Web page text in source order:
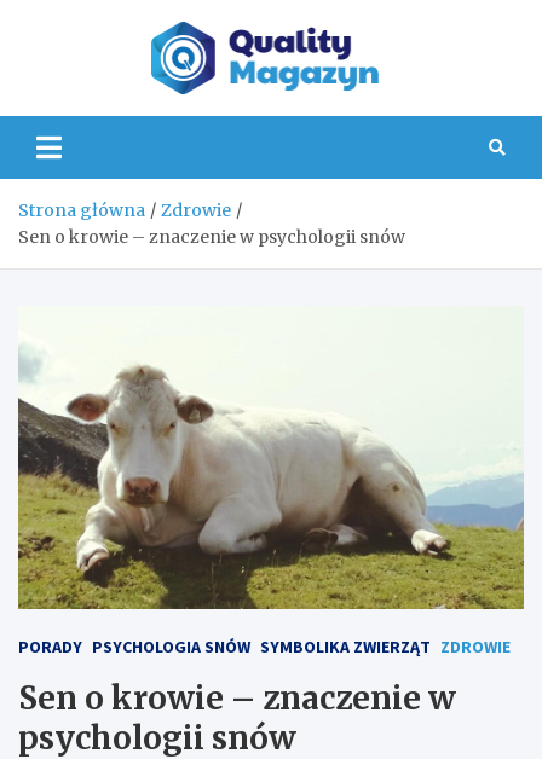
Strona główna
Zdrowie
Sen o krowie – znaczenie w psychologii snów
PORADY PSYCHOLOGIA SNÓW SYMBOLIKA ZWIERZĄT ZDROWIE
Sen o krowie – znaczenie w
psychologii snów